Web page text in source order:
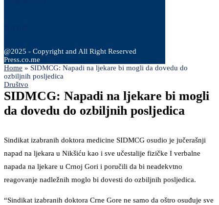
@2025 - Copyright and All Right Reserved
Press.co.me
Home » SIDMCG: Napadi na ljekare bi mogli da dovedu do
ozbiljnih posljedica
Društvo
SIDMCG: Napadi na ljekare bi mogli
da dovedu do ozbiljnih posljedica
Sindikat izabranih doktora medicine SIDMCG osudio je jučerašnji
napad na ljekara u Nikšiću kao i sve učestalije fizičke I verbalne
napada na ljekare u Crnoj Gori i poručili da bi neadekvtno
reagovanje nadležnih moglo bi dovesti do ozbiljnih posljedica.
“Sindikat izabranih doktora Crne Gore ne samo da oštro osuđuje sve